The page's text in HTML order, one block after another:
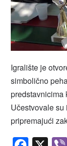
Igralište je
simbolično
predstavnicima
Učestvovale su
pripremajući